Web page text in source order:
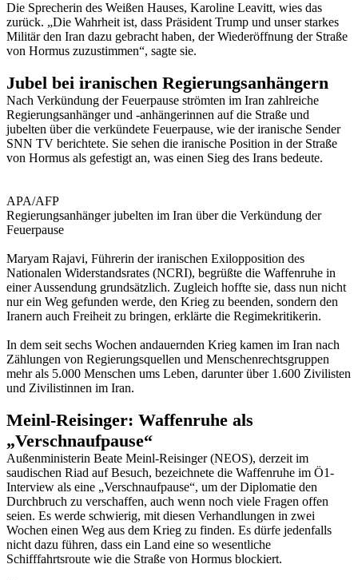
Die Sprecherin des Weißen Hauses, Karoline Leavitt, wies das
zurück. „Die Wahrheit ist, dass Präsident Trump und unser starkes
Militär den Iran dazu gebracht haben, der Wiederöffnung der Straße
von Hormus zuzustimmen“, sagte sie.
Jubel bei iranischen Regierungsanhängern
Nach Verkündung der Feuerpause strömten im Iran zahlreiche
Regierungsanhänger und -anhängerinnen auf die Straße und
jubelten über die verkündete Feuerpause, wie der iranische Sender
SNN TV berichtete. Sie sehen die iranische Position in der Straße
von Hormus als gefestigt an, was einen Sieg des Irans bedeute.
APA/AFP
Regierungsanhänger jubelten im Iran über die Verkündung der
Feuerpause
Maryam Rajavi, Führerin der iranischen Exilopposition des
Nationalen Widerstandsrates (NCRI), begrüßte die Waffenruhe in
einer Aussendung grundsätzlich. Zugleich hoffte sie, dass nun nicht
nur ein Weg gefunden werde, den Krieg zu beenden, sondern den
Iranern auch Freiheit zu bringen, erklärte die Regimekritikerin.
In dem seit sechs Wochen andauernden Krieg kamen im Iran nach
Zählungen von Regierungsquellen und Menschenrechtsgruppen
mehr als 5.000 Menschen ums Leben, darunter über 1.600 Zivilisten
und Zivilistinnen im Iran.
Meinl-Reisinger: Waffenruhe als
„Verschnaufpause“
Außenministerin Beate Meinl-Reisinger (NEOS), derzeit im
saudischen Riad auf Besuch, bezeichnete die Waffenruhe im Ö1-
Interview als eine „Verschnaufpause“, um der Diplomatie den
Durchbruch zu verschaffen, auch wenn noch viele Fragen offen
seien. Es werde schwierig, mit diesen Verhandlungen in zwei
Wochen einen Weg aus dem Krieg zu finden. Es dürfe jedenfalls
nicht dazu führen, dass ein Land eine so wesentliche
Schifffahrtsroute wie die Straße von Hormus blockiert.